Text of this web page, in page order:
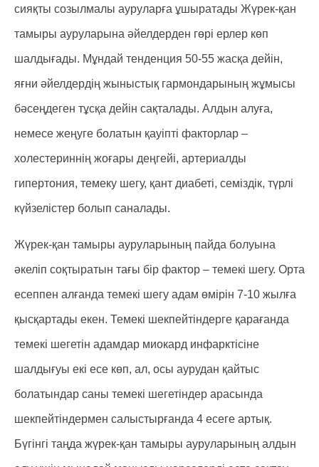
сияқты созылмалы ауруларға ұшыратады Жүрек-қан
тамыры ауруларына әйелдерден гөрі ерлер көп
шалдығады. Мұндай тенденция 50-55 жасқа дейін,
яғни әйелдердің жыныстық гармондарының жұмысы
бәсеңдеген тұсқа дейін сақталады. Алдын алуға,
немесе жеңуге болатын қауіпті факторлар –
холестериннің жоғары деңгейі, артериалды
гипертония, темеку шегу, қант диабеті, семіздік, түрлі
күйзелістер болып саналады.
Жүрек-қан тамыры ауруларының пайда болуына
әкеліп соқтыратын тағы бір фактор – темекі шегу. Орта
есеппен алғанда темекі шегу адам өмірін 7-10 жылға
қысқартады екен. Темекі шекпейтіндерге қарағанда
темекі шегетін адамдар миокард инфарктісіне
шалдығуы екі есе көп, ал, осы аурудан қайтыс
болатындар саны темекі шегетіндер арасында
шекпейтіндермен салыстырғанда 4 есеге артық.
Бүгінгі таңда жүрек-қан тамыры ауруларының алдын